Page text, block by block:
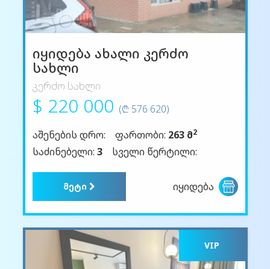
იყიდება ახალი კერძო
სახლი
კერძო სახლი
$ 220 000 (₾ 576 620)
აშენების დრო:
ფართობი: 263 მ2
საძინებელი: 3 სველი წერტილი:
მეტი იყიდება
VIP